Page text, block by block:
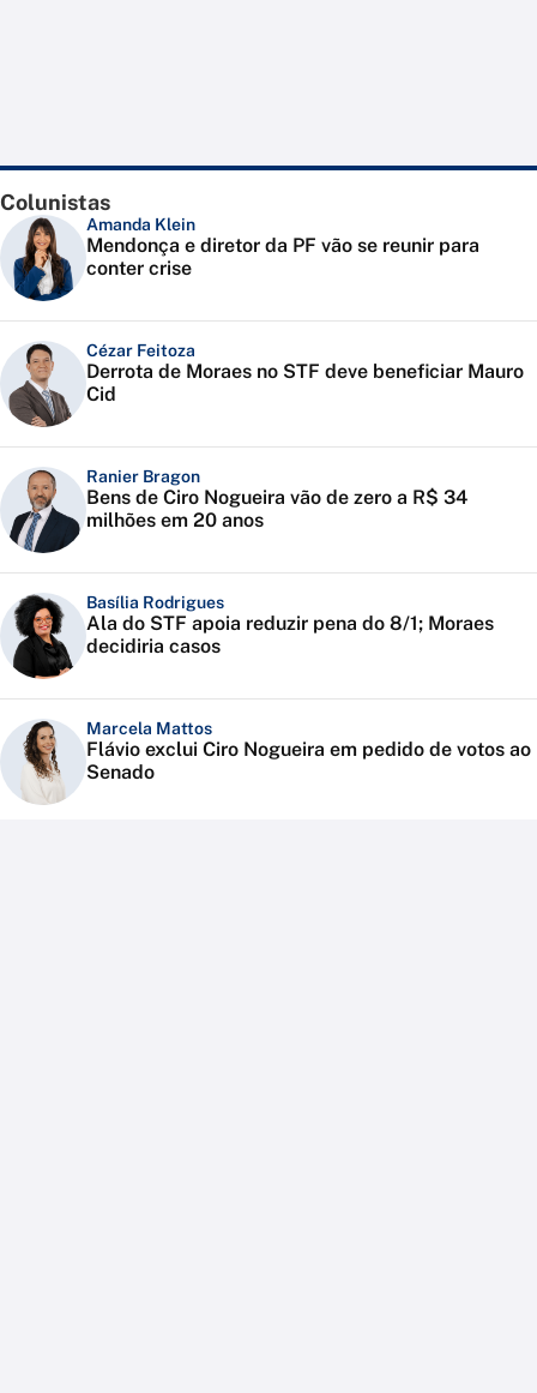
Colunistas
Amanda Klein
Mendonça e diretor da PF vão se reunir para
conter crise
Cézar Feitoza
Derrota de Moraes no STF deve beneficiar Mauro
Cid
Ranier Bragon
Bens de Ciro Nogueira vão de zero a R$ 34
milhões em 20 anos
Basília Rodrigues
Ala do STF apoia reduzir pena do 8/1; Moraes
decidiria casos
Marcela Mattos
Flávio exclui Ciro Nogueira em pedido de votos ao
Senado